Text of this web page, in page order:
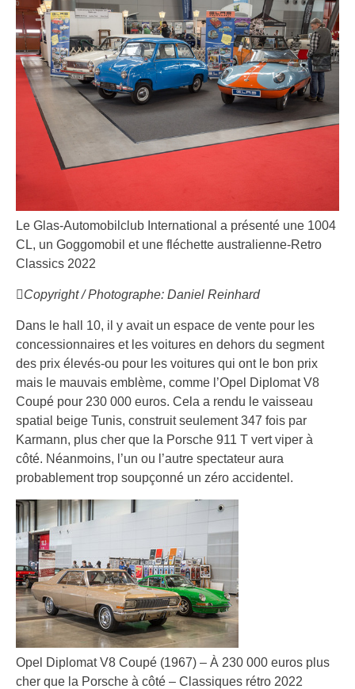
Le Glas-Automobilclub International a présenté une 1004
CL, un Goggomobil et une fléchette australienne-Retro
Classics 2022
Copyright / Photographe: Daniel Reinhard
Dans le hall 10, il y avait un espace de vente pour les
concessionnaires et les voitures en dehors du segment
des prix élevés-ou pour les voitures qui ont le bon prix
mais le mauvais emblème, comme l’Opel Diplomat V8
Coupé pour 230 000 euros. Cela a rendu le vaisseau
spatial beige Tunis, construit seulement 347 fois par
Karmann, plus cher que la Porsche 911 T vert viper à
côté. Néanmoins, l’un ou l’autre spectateur aura
probablement trop soupçonné un zéro accidentel.
Opel Diplomat V8 Coupé (1967) – À 230 000 euros plus
cher que la Porsche à côté – Classiques rétro 2022